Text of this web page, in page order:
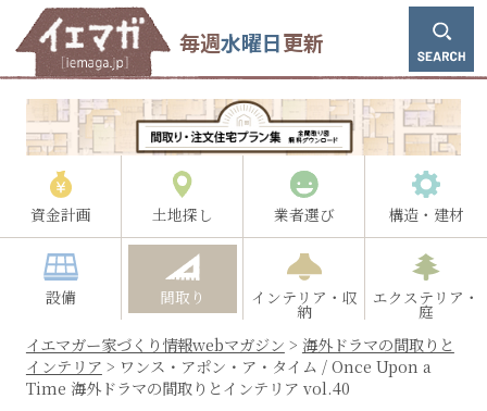
毎週水曜日更新
資金計画 土地探し 業者選び 構造・建材
設備 間取り インテリア・収
納
エクステリア・
庭
イエマガー家づくり情報webマガジン > 海外ドラマの間取りと
インテリア > ワンス・アポン・ア・タイム / Once Upon a
Time 海外ドラマの間取りとインテリア vol.40